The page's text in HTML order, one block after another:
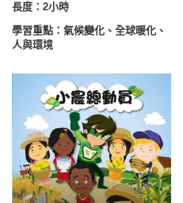
長度：2小時
學習重點：氣候變化、全球暖化、
人與環境